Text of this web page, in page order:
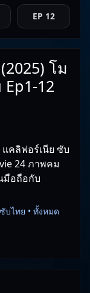
EP 12
โม
12
คลิฟอร์เนีย ซับ
24 ภาพคม
มือถือกับ
บไทย • ทั้งหมด